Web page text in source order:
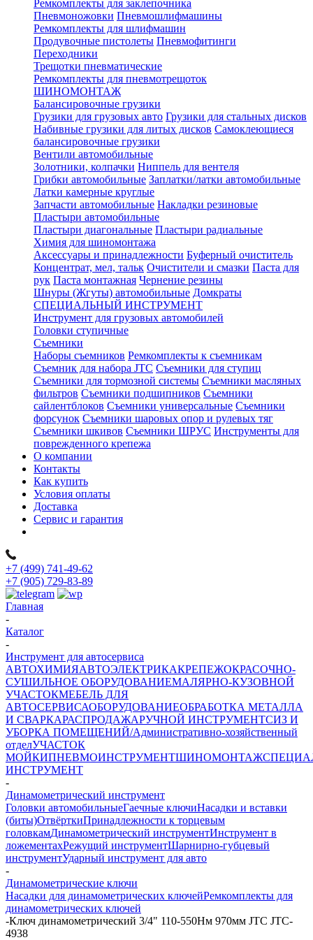
Ремкомплекты для заклепочника
Пневмоножовки Пневмошлифмашины
Ремкомплекты для шлифмашин
Продувочные пистолеты Пневмофитинги
Переходники
Трещотки пневматические
Ремкомплекты для пневмотрещоток
ШИНОМОНТАЖ
Балансировочные грузики
Грузики для грузовых авто Грузики для стальных дисков
Набивные грузики для литых дисков Самоклеющиеся
балансировочные грузики
Вентили автомобильные
Золотники, колпачки Ниппель для вентеля
Грибки автомобильные Заплатки/латки автомобильные
Латки камерные круглые
Запчасти автомобильные Накладки резиновые
Пластыри автомобильные
Пластыри диагональные Пластыри радиальные
Химия для шиномонтажа
Аксессуары и принадлежности Буферный очиститель
Концентрат, мел, тальк Очистители и смазки Паста для
рук Паста монтажная Чернение резины
Шнуры (Жгуты) автомобильные Домкраты
СПЕЦИАЛЬНЫЙ ИНСТРУМЕНТ
Инструмент для грузовых автомобилей
Головки ступичные
Съемники
Наборы съемников Ремкомплекты к съемникам
Съемник для набора JTC Съемники для ступиц
Съемники для тормозной системы Съемники масляных
фильтров Съемники подшипников Съемники
сайлентблоков Съемники универсальные Съемники
форсунок Съемники шаровых опор и рулевых тяг
Съемники шкивов Съемники ШРУС Инструменты для
поврежденного крепежа
О компании
Контакты
Как купить
Условия оплаты
Доставка
Сервис и гарантия
+7 (499) 741-49-62
+7 (905) 729-83-89
Главная
-
Каталог
-
Инструмент для автосервиса
АВТОХИМИЯАВТОЭЛЕКТРИКАКРЕПЕЖОКРАСОЧНО-
СУШИЛЬНОЕ ОБОРУДОВАНИЕМАЛЯРНО-КУЗОВНОЙ
УЧАСТОКМЕБЕЛЬ ДЛЯ
АВТОСЕРВИСАОБОРУДОВАНИЕОБРАБОТКА МЕТАЛЛА
И СВАРКАРАСПРОДАЖАРУЧНОЙ ИНСТРУМЕНТСИЗ И
УБОРКА ПОМЕЩЕНИЙ/Административно-хозяйственный
отделУЧАСТОК
МОЙКИПНЕВМОИНСТРУМЕНТШИНОМОНТАЖ
ИНСТРУМЕНТ
-
Динамометрический инструмент
Головки автомобильныеГаечные ключиНасадки и вставки
(биты)ОтвёрткиПринадлежности к торцевым
головкамДинамометрический инструментИнструмент в
ложементахРежущий инструментШарнирно-губцевый
инструментУдарный инструмент для авто
-
Динамометрические ключи
Насадки для динамометрических ключейРемкомплекты для
динамометрических ключей
-Ключ динамометрический 3/4" 110-550Нм 970мм JTC JTC-
4938